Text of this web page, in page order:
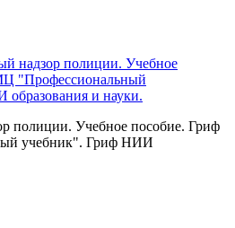
полиции. Учебное пособие. Гриф
учебник". Гриф НИИ